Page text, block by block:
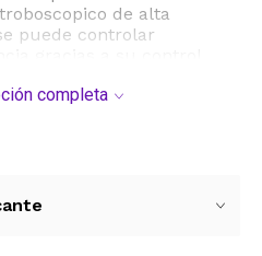
de alta
puede controlar
y requiere de dos
superficie plana, pared
completa